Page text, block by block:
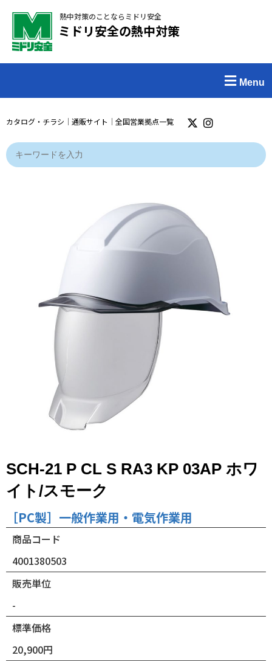
熱中対策のことならミドリ安全
ミドリ安全の熱中対策
Menu
カタログ・チラシ ｜ 通販サイト ｜ 全国営業拠点一覧
SCH-21 P CL S RA3 KP 03AP ホワ
イト/スモーク
［PC製］一般作業用・電気作業用
商品コード
4001380503
販売単位
-
標準価格
20,900円